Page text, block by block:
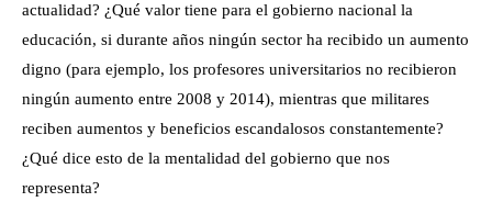
actualidad? ¿Qué valor tiene para el gobierno nacional la
educación, si durante años ningún sector ha recibido un aumento
digno (para ejemplo, los profesores universitarios no recibieron
ningún aumento entre 2008 y 2014), mientras que militares
reciben aumentos y beneficios escandalosos constantemente?
¿Qué dice esto de la mentalidad del gobierno que nos
representa?